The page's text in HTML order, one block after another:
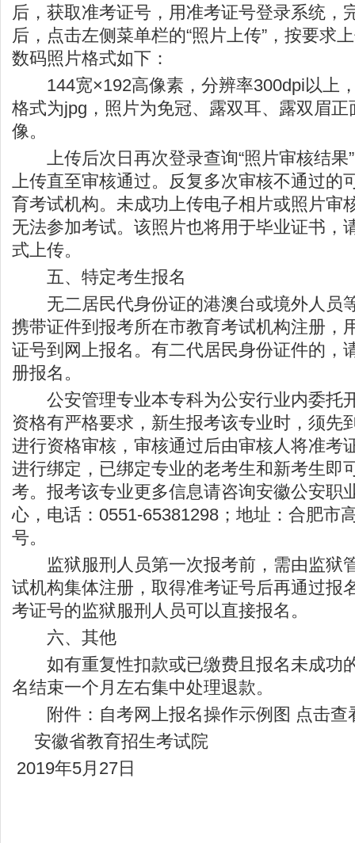
后，获取准考证号，用准考证号登录系统，
后，点击左侧菜单栏的“照片上传”，按要求
数码照片格式如下：
144宽×192高像素，分辨率300dpi以上
格式为jpg，照片为免冠、露双耳、露双眉
像。
上传后次日再次登录查询“照片审核结果
上传直至审核通过。反复多次审核不通过的
育考试机构。未成功上传电子相片或照片审
无法参加考试。该照片也将用于毕业证书，
式上传。
五、特定考生报名
无二居民代身份证的港澳台或境外人员
携带证件到报考所在市教育考试机构注册，
证号到网上报名。有二代居民身份证件的，
册报名。
公安管理专业本专科为公安行业内委托
资格有严格要求，新生报考该专业时，须先
进行资格审核，审核通过后由审核人将准考
进行绑定，已绑定专业的老考生和新考生即
考。报考该专业更多信息请咨询安徽公安职
心，电话：0551-65381298；地址：合肥市
号。
监狱服刑人员第一次报考前，需由监狱
试机构集体注册，取得准考证号后再通过报
考证号的监狱服刑人员可以直接报名。
六、其他
如有重复性扣款或已缴费且报名未成功
名结束一个月左右集中处理退款。
附件： 自考网上报名操作示例图 点击查
安徽省教育招生考试院
2019年5月27日